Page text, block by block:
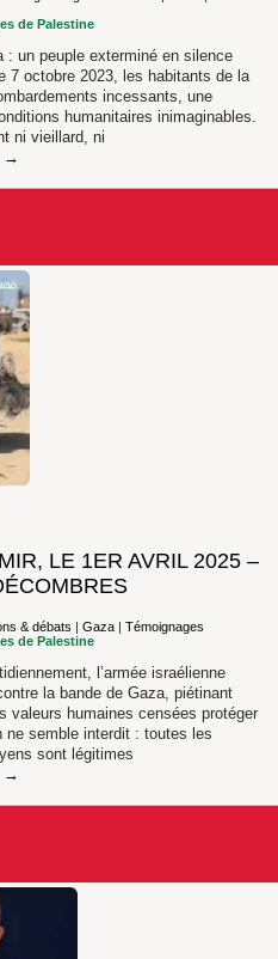
de Palestine
: un peuple exterminé en silence
7 octobre 2023, les habitants de la
incessants, une
humanitaires inimaginables.
ni vieillard, ni
LE 1ER AVRIL 2025 –
& débats |Gaza |Témoignages
de Palestine
l’armée israélienne
la bande de Gaza, piétinant
valeurs humaines censées protéger
ne semble interdit : toutes les
sont légitimes